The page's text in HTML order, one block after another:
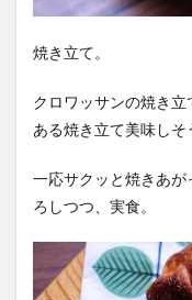
焼き立て。
クロワッサンの焼き
ある焼き立て美味しそ
一応サクッと焼きあ
ろしつつ、実食。